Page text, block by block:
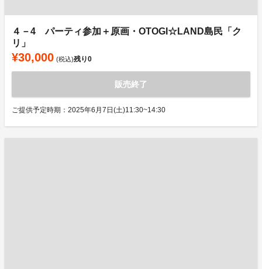
４－4 パーティ参加＋原画・OTOGI☆LAND島民「ク
リ」
¥30,000 (税込)残り0
販売終了
ご提供予定時期：2025年6月7日(土)11:30~14:30